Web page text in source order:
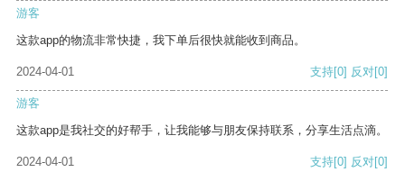
游客
这款app的物流非常快捷，我下单后很快就能收到商品。
2024-04-01 支持[0] 反对[0]
游客
这款app是我社交的好帮手，让我能够与朋友保持联系，分享生活点滴。
2024-04-01 支持[0] 反对[0]